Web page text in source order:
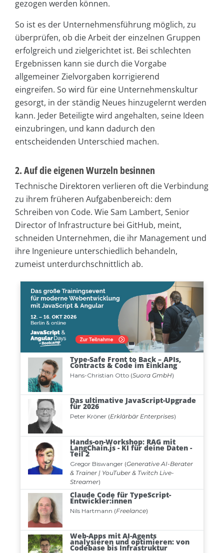
gezogen werden können.
So ist es der Unternehmensführung möglich, zu
überprüfen, ob die Arbeit der einzelnen Gruppen
erfolgreich und zielgerichtet ist. Bei schlechten
Ergebnissen kann sie durch die Vorgabe
allgemeiner Zielvorgaben korrigierend
eingreifen. So wird für eine Unternehmenskultur
gesorgt, in der ständig Neues hinzugelernt werden
kann. Jeder Beteiligte wird angehalten, seine Ideen
einzubringen, und kann dadurch den
entscheidenden Unterschied machen.
2. Auf die eigenen Wurzeln besinnen
Technische Direktoren verlieren oft die Verbindung
zu ihrem früheren Aufgabenbereich: dem
Schreiben von Code. Wie Sam Lambert, Senior
Director of Infrastructure bei GitHub, meint,
schneiden Unternehmen, die ihr Management und
ihre Ingenieure unterschiedlich behandeln,
zumeist unterdurchschnittlich ab.